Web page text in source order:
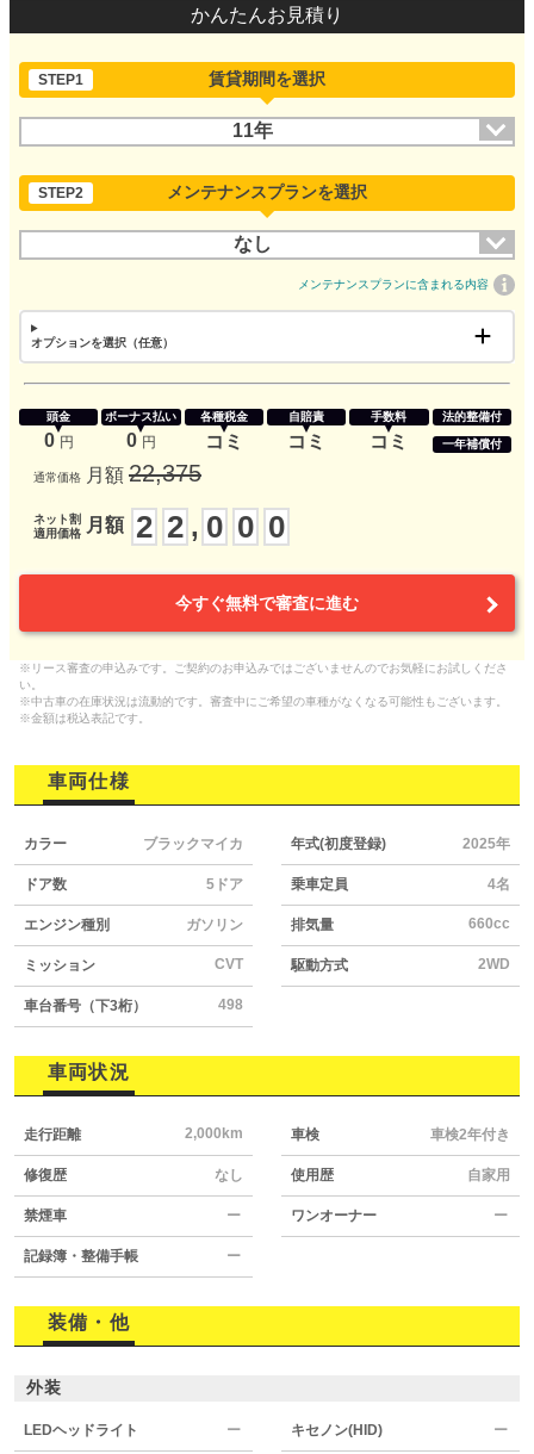
かんたんお見積り
STEP1 賃貸期間を選択
11年
STEP2 メンテナンスプランを選択
なし
メンテナンスプランに含まれる内容
オプションを選択（任意）
頭金
0 円
ボーナス払い
0 円
各種税金
コミ
自賠責
コミ
手数料
コミ
法的整備付
一年補償付
通常価格 月額 22,375
ネット割
適用価格
月額 2 2 , 0 0 0
今すぐ無料で審査に進む
※リース審査の申込みです。ご契約のお申込みではございませんのでお気軽にお試しくださ
い。
※中古車の在庫状況は流動的です。審査中にご希望の車種がなくなる可能性もございます。
※金額は税込表記です。
車両仕様
カラー ブラックマイカ 年式(初度登録) 2025年
ドア数 5ドア 乗車定員 4名
エンジン種別 ガソリン 排気量 660cc
ミッション CVT 駆動方式 2WD
車台番号（下3桁） 498
車両状況
走行距離 2,000km 車検 車検2年付き
修復歴 なし 使用歴 自家用
禁煙車 ー ワンオーナー ー
記録簿・整備手帳 ー
装備・他
外装
LEDヘッドライト ー キセノン(HID) ー